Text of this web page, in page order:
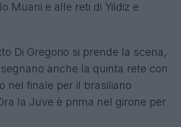
Muani e alle reti di Yildiz e
Di Gregorio si prende la scena,
anche la quinta rete con
nel finale per il brasiliano
la Juve è prima nel girone per